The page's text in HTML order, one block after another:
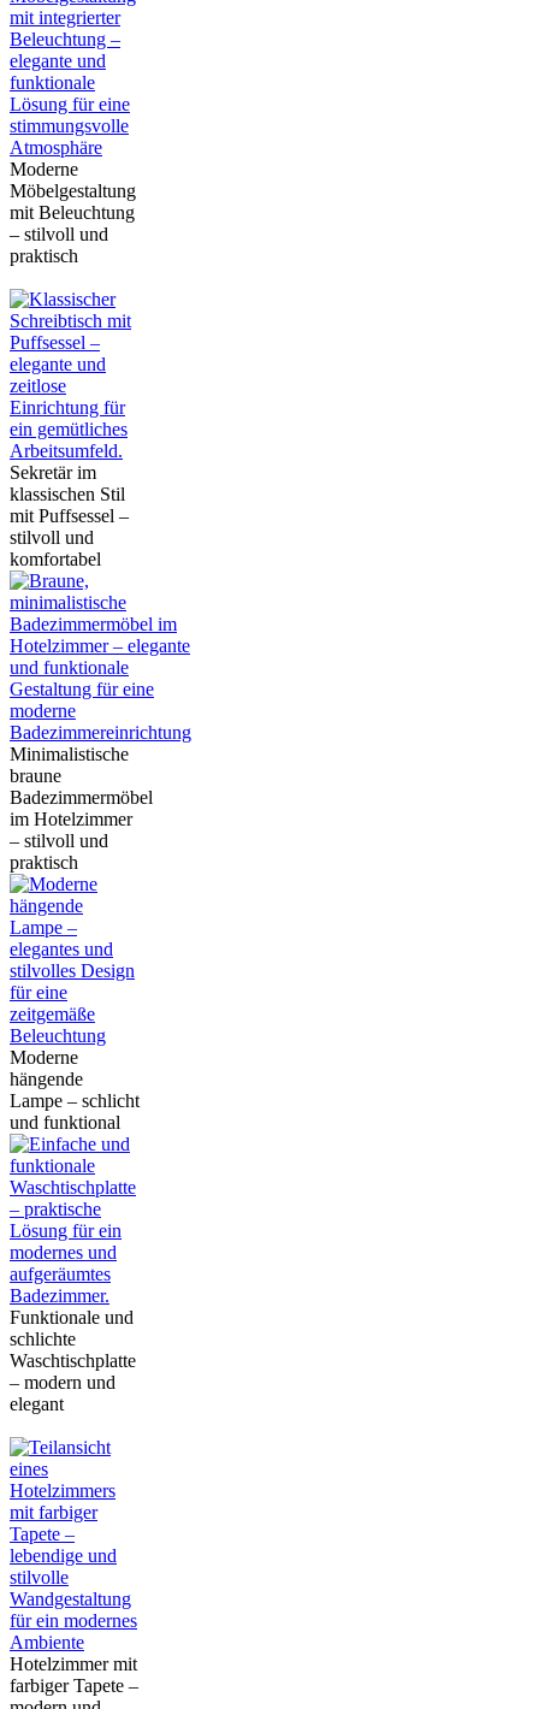
Moderne
Möbelgestaltung
mit Beleuchtung
– stilvoll und
praktisch
Sekretär im
klassischen Stil
mit Puffsessel –
stilvoll und
komfortabel
Minimalistische
braune
Badezimmermöbel
im Hotelzimmer
– stilvoll und
praktisch
Moderne
hängende
Lampe – schlicht
und funktional
Funktionale und
schlichte
Waschtischplatte
– modern und
elegant
Hotelzimmer mit
farbiger Tapete –